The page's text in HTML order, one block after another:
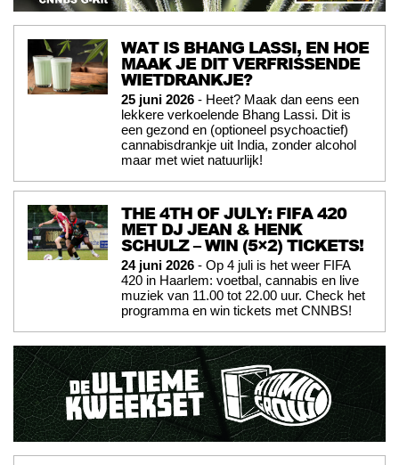
WAT IS BHANG LASSI, EN HOE
MAAK JE DIT VERFRISSENDE
WIETDRANKJE?
25 juni 2026 - Heet? Maak dan eens een
lekkere verkoelende Bhang Lassi. Dit is
een gezond en (optioneel psychoactief)
cannabisdrankje uit India, zonder alcohol
maar met wiet natuurlijk!
THE 4TH OF JULY: FIFA 420
MET DJ JEAN & HENK
SCHULZ – WIN (5×2) TICKETS!
24 juni 2026 - Op 4 juli is het weer FIFA
420 in Haarlem: voetbal, cannabis en live
muziek van 11.00 tot 22.00 uur. Check het
programma en win tickets met CNNBS!